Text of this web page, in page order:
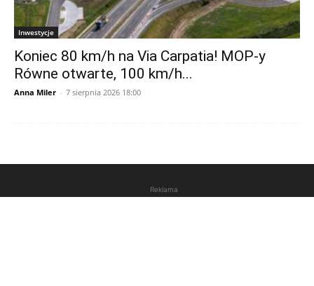
Inwestycje
Koniec 80 km/h na Via Carpatia! MOP-y
Równe otwarte, 100 km/h...
Anna Miler - 7 sierpnia 2026 18:00
Reklama